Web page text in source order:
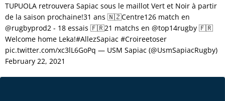
TUPUOLA retrouvera Sapiac sous le maillot Vert et Noir à partir
de la saison prochaine!31 ans 🇳🇿Centre126 match en
@rugbyprod2 - 18 essais 🇫🇷21 matchs en @top14rugby 🇫🇷
Welcome home Leka!#AllezSapiac #Croireetoser
pic.twitter.com/xc3lL6GoPq — USM Sapiac (@UsmSapiacRugby)
February 22, 2021